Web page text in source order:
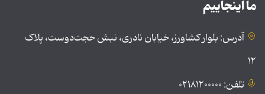
ما اینجاییم
آدرس: بلوار کشاورز، خیابان نادری، نبش حجت‌دوست، پلاک
۱۲
تلفن: ۰۲۱۸۱۲۰۰۰۰۰